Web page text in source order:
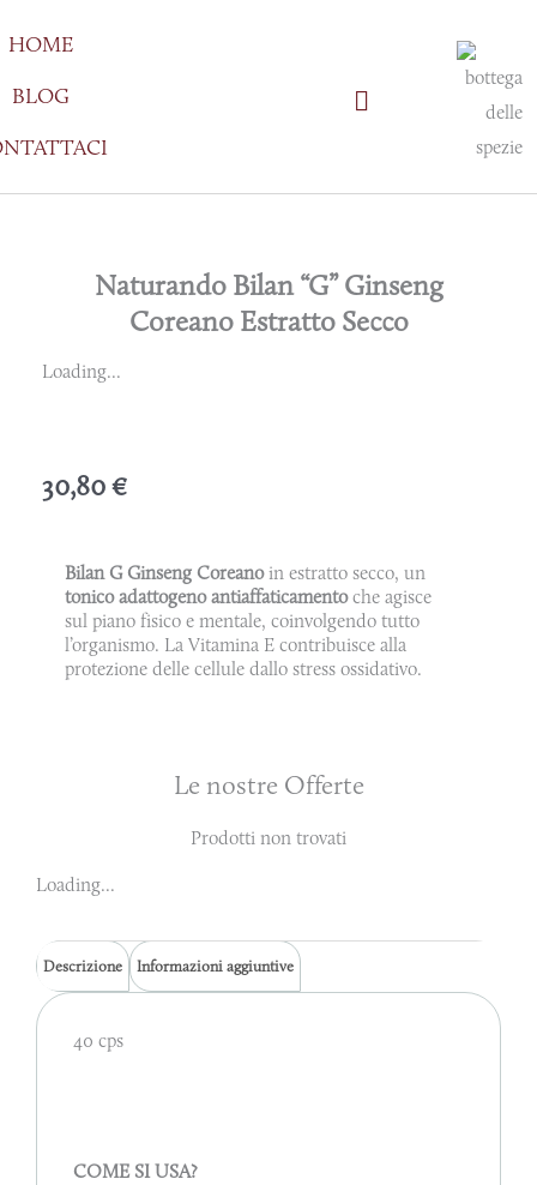
al
contenuto
HOME
BLOG
Naturando Bilan “G” Ginseng
Coreano Estratto Secco
Loading...
30,80€
Bilan G Ginseng Coreanoin estratto secco, un
tonico adattogeno antiaffaticamentoche agisce
sul piano fisico e mentale, coinvolgendo tutto
l’organismo. La Vitamina E contribuisce alla
protezione delle cellule dallo stress ossidativo.
Le nostre Offerte
Prodotti non trovati
Loading...
Descrizione Informazioni aggiuntive
40 cps
COME SI USA?